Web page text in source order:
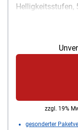
Helligkeitsstufen,
staubdicht und
Akkuspannung:
max.
Akku): 1,9 kg,
zzgl. 19%
gesonderter